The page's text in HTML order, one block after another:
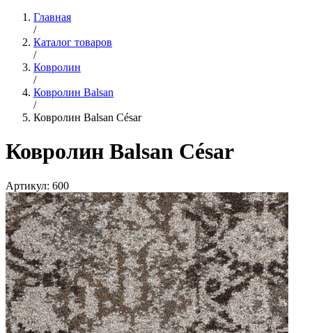
Главная
/
Каталог товаров
/
Ковролин
/
Ковролин Balsan
/
Ковролин Balsan César
Ковролин Balsan César
Артикул: 600